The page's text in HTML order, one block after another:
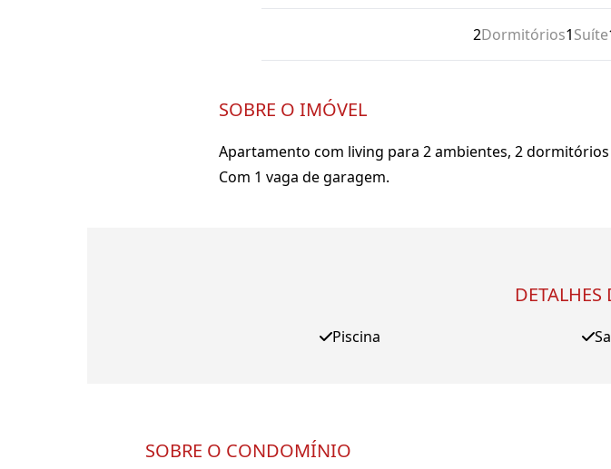
2Dormitórios1Suíte
SOBRE O IMÓVEL
Apartamento com living para 2 ambientes, 2
Com 1 vaga de garagem.
Piscina
SOBRE O CONDOMÍNIO